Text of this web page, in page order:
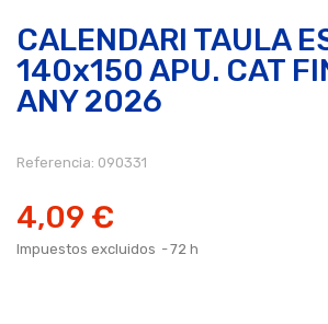
CALENDARI TAULA
140x150 APU. CAT
ANY 2026
Referencia: 090331
4,09 €
Impuestos excluidos 72 h